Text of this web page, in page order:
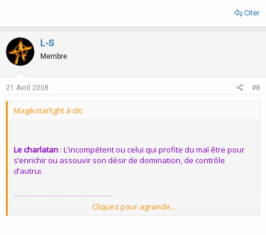
Citer
L-S
Membre
21 Avril 2008 #8
Magikstarlight à dit:
Le charlatan : L'incompétent ou celui qui profite du mal être pour
s’enrichir ou assouvir son désir de domination, de contrôle
d’autrui.
En effet L-S, depuis que j'ai commencé cette étude, j'ai reçu
Cliquez pour agrandir...